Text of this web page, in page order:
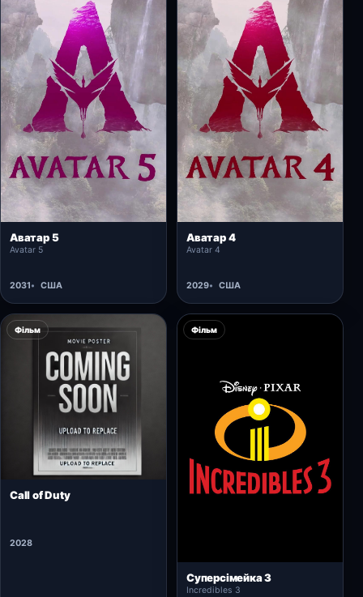
Відкрити картку →
Аватар 5
Avatar 5
2031 США
Відкрити картку →
Аватар 4
Avatar 4
2029 США
Фільм
Відкрити картку →
Call of Duty
2028
Фільм
Відкрити картку →
Суперсімейка 3
Incredibles 3